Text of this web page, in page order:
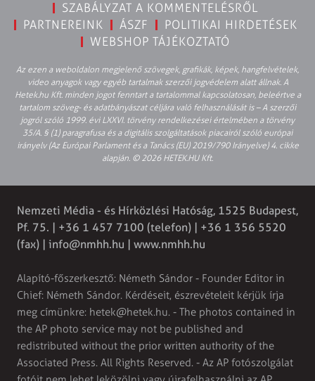
SZABÁLYZAT A KOMMENTELÉSRŐL
PARTNEREINK
ÁSZF
POLITIKAI HIRDETÉSEK
WEBSHOP TÁJÉKOZTATÓ
Az ezen a weboldalon megjelenő szövegek, grafikák, képek, hangfelvételek,
video anyagok vagy egyéb tartalmak szerzői jogvédelem alatt állnak. A
Hetek.hu Kft. minden jogot fenntart a tartalommal kapcsolatosan, beleértve a
tartalom szöveg- és adatbányászat céljára való felhasználását is – A szerzői
jogról szóló 1999. évi LXXVI. törvény rendelkezései értelmében a törvény
35/A. § (1) paragrafusa és a digitális szolgáltatások piacairól szóló európai
irányelv (Az Európai Parlament és a Tanács (EU) 2019/790 Irányelve) 4. cikke
alapján. © 2026 HETEK.HU Kft.
Nemzeti Média - és Hírközlési Hatóság, 1525 Budapest,
Pf. 75. | +36 1 457 7100 (telefon) | +36 1 356 5520
(fax) | info@nmhh.hu | www.nmhh.hu
Alapító-főszerkesztő: Németh Sándor - Founder Editor in
Chief: Németh Sándor. Kérdéseit, észrevételeit kérjük írja
meg címünkre: hetek@hetek.hu. - The photos contained in
the AP photo service may not be published and
redistributed without the prior written authority of the
Associated Press. All Rights Reserved. - Az AP fotószolgálat